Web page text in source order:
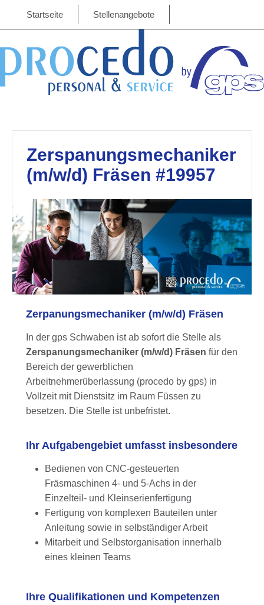
Startseite Stellenangebote
Zerspanungsmechaniker
(m/w/d) Fräsen #19957
Zerpanungsmechaniker (m/w/d) Fräsen
In der gps Schwaben ist ab sofort die Stelle als
Zerspanungsmechaniker (m/w/d) Fräsen für den
Bereich der gewerblichen
Arbeitnehmerüberlassung (procedo by gps) in
Vollzeit mit Dienstsitz im Raum Füssen zu
besetzen. Die Stelle ist unbefristet.
Ihr Aufgabengebiet umfasst insbesondere
Bedienen von CNC-gesteuerten
Fräsmaschinen 4- und 5-Achs in der
Einzelteil- und Kleinserienfertigung
Fertigung von komplexen Bauteilen unter
Anleitung sowie in selbständiger Arbeit
Mitarbeit und Selbstorganisation innerhalb
eines kleinen Teams
Ihre Qualifikationen und Kompetenzen